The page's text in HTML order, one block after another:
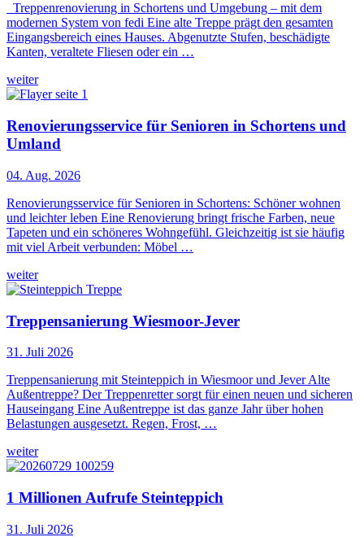
Treppenrenovierung in Schortens und Umgebung – mit dem
modernen System von fedi Eine alte Treppe prägt den gesamten
Eingangsbereich eines Hauses. Abgenutzte Stufen, beschädigte
Kanten, veraltete Fliesen oder ein …
weiter
Renovierungsservice für Senioren in Schortens und
Umland
04. Aug. 2026
Renovierungsservice für Senioren in Schortens: Schöner wohnen
und leichter leben Eine Renovierung bringt frische Farben, neue
Tapeten und ein schöneres Wohngefühl. Gleichzeitig ist sie häufig
mit viel Arbeit verbunden: Möbel …
weiter
Treppensanierung Wiesmoor-Jever
31. Juli 2026
Treppensanierung mit Steinteppich in Wiesmoor und Jever Alte
Außentreppe? Der Treppenretter sorgt für einen neuen und sicheren
Hauseingang Eine Außentreppe ist das ganze Jahr über hohen
Belastungen ausgesetzt. Regen, Frost, …
weiter
1 Millionen Aufrufe Steinteppich
31. Juli 2026